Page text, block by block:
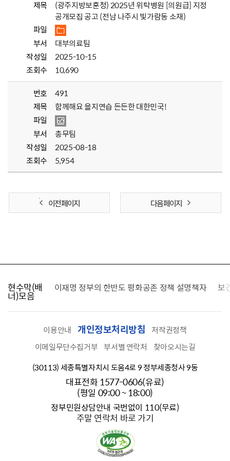
제목
(광주지방보훈청) 2025년 위탁병원 [의원급] 지정
공개모집 공고 (전남 나주시 빛가람동 소재)
파일
부서
대부의료팀
작성일
2025-10-15
조회수
10,690
번호
491
제목
함께해요 을지연습 든든한 대한민국!
파일
부서
총무팀
작성일
2025-08-18
조회수
5,954
이전 페이지 다음 페이지
현수막(배
너)모음
찾습니다 이재명 정부의 한반도 평화공존 정책 설명책자 보
이용안내 개인정보처리방침
저작권정책
이메일무단수집거부 부서별 연락처
찾아오시는길
(30113) 세종특별자치시 도움4로 9 정부세종청사 9동
대표전화 1577-0606(유료)
(평일 09:00 ~ 18:00)
정부민원상담안내 국번없이 110(무료)
주말 연락처 바로 가기